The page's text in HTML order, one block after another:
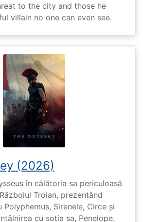
to the city and those he
villain no one can even see.
(2026)
în călătoria sa periculoasă
Troian, prezentând
Polyphemus, Sirenele, Circe și
cu soția sa, Penelope.